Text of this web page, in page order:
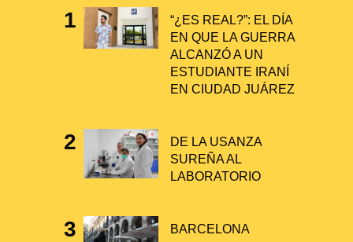
“¿ES REAL?”: EL DÍA
EN QUE LA GUERRA
ALCANZÓ A UN
ESTUDIANTE IRANÍ
EN CIUDAD JUÁREZ
DE LA USANZA
SUREÑA AL
LABORATORIO
BARCELONA